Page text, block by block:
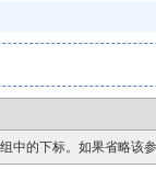
中的下标。如果省略该